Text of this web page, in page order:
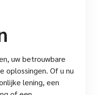
uw betrouwbare
oplossingen. Of u nu
lening, een